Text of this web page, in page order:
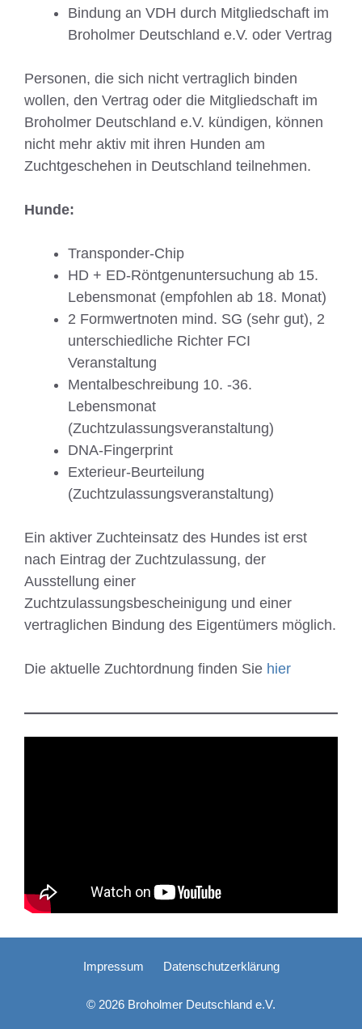
Bindung an VDH durch Mitgliedschaft im
Broholmer Deutschland e.V. oder Vertrag
Personen, die sich nicht vertraglich binden
wollen, den Vertrag oder die Mitgliedschaft im
Broholmer Deutschland e.V. kündigen, können
nicht mehr aktiv mit ihren Hunden am
Zuchtgeschehen in Deutschland teilnehmen.
Hunde:
Transponder-Chip
HD + ED-Röntgenuntersuchung ab 15.
Lebensmonat (empfohlen ab 18. Monat)
2 Formwertnoten mind. SG (sehr gut), 2
unterschiedliche Richter FCI
Veranstaltung
Mentalbeschreibung 10. -36.
Lebensmonat
(Zuchtzulassungsveranstaltung)
DNA-Fingerprint
Exterieur-Beurteilung
(Zuchtzulassungsveranstaltung)
Ein aktiver Zuchteinsatz des Hundes ist erst
nach Eintrag der Zuchtzulassung, der
Ausstellung einer
Zuchtzulassungsbescheinigung und einer
vertraglichen Bindung des Eigentümers möglich.
Die aktuelle Zuchtordnung finden Sie hier
Impressum Datenschutzerklärung
© 2026 Broholmer Deutschland e.V.